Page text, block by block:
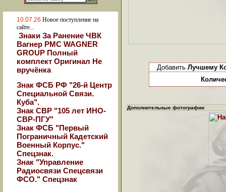
10.07.26 Новое поступление на
сайте...
Знаки За Ранение ЧВК
Вагнер РМС WAGNER
GROUP Полный
комплект Оригинал Не
вручёнка
Знак ФСБ РФ "26-й Центр
Специальной Связи.
Куба".
Знак СВР "105 лет ИНО-
СВР-ПГУ"
Знак ФСБ "Первый
Пограничный Кадетский
Военный Корпус."
Спецзнак.
Знак "Управление
Радиосвязи Спецсвязи
ФСО." Спецзнак
Добавить Лучшему
Дополнительные фотографии